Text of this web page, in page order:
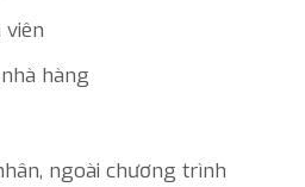
viên
hàng
ngoài chương trình